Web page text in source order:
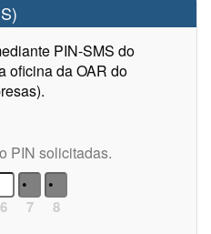
PIN-SMS do
oficina da OAR do
PIN solicitadas.
6 7 8